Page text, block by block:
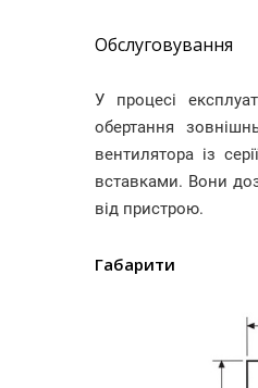
Обслуговування
У процесі
обертання
вентилятора із
вставками. Вони
від пристрою.
Габарити